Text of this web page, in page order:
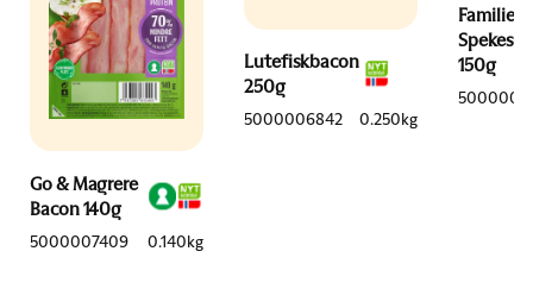
Go & Magrere
Bacon 140g
5000007409 0.140kg
Lutefiskbacon
250g
5000006842 0.250kg
Familiens
150g